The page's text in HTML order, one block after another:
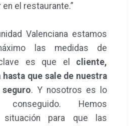
el restaurante.”
Valenciana estamos
las medidas de
es que el cliente,
hasta que sale de nuestra
. Y nosotros es lo
Hemos
situación para que las